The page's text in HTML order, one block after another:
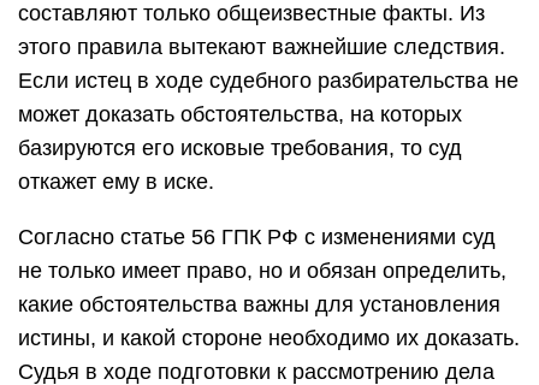
составляют только общеизвестные факты. Из
этого правила вытекают важнейшие следствия.
Если истец в ходе судебного разбирательства не
может доказать обстоятельства, на которых
базируются его исковые требования, то суд
откажет ему в иске.
Согласно статье 56 ГПК РФ с изменениями суд
не только имеет право, но и обязан определить,
какие обстоятельства важны для установления
истины, и какой стороне необходимо их доказать.
Судья в ходе подготовки к рассмотрению дела